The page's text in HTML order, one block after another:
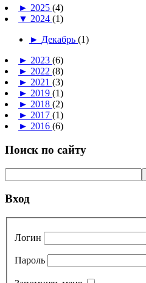
► 2025 (4)
▼ 2024 (1)
► Декабрь (1)
► 2023 (6)
► 2022 (8)
► 2021 (3)
► 2019 (1)
► 2018 (2)
► 2017 (1)
► 2016 (6)
Поиск по сайту
Вход
Логин
Пароль